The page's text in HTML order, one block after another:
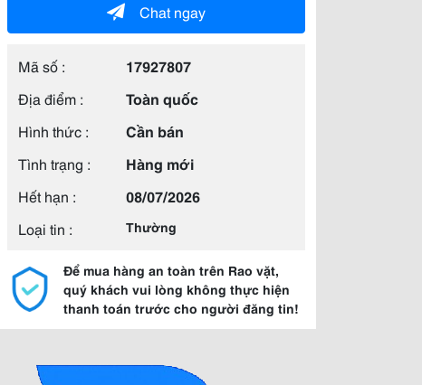
Chat ngay
Mã số :
17927807
Địa điểm :
Toàn quốc
Hình thức :
Cần bán
Tình trạng :
Hàng mới
Hết hạn :
08/07/2026
Loại tin :
Thường
Để mua hàng an toàn trên Rao vặt,
quý khách vui lòng không thực hiện
thanh toán trước cho người đăng tin!